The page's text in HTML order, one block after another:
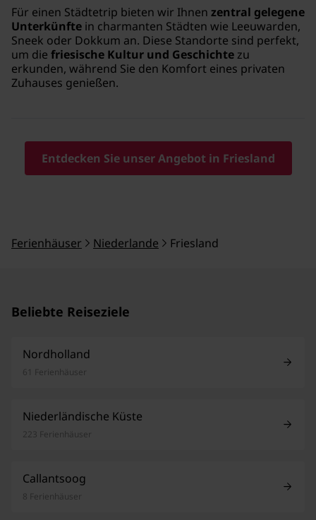
Für einen Städtetrip bieten wir Ihnen zentral gelegene
Unterkünfte in charmanten Städten wie Leeuwarden,
Sneek oder Dokkum an. Diese Standorte sind perfekt,
um die friesische Kultur und Geschichtezu
erkunden, während Sie den Komfort eines privaten
Zuhauses genießen.
Entdecken Sie unser Angebot in Friesland
Ferienhäuser Niederlande Friesland
Beliebte Reiseziele
Nordholland
61 Ferienhäuser
Niederländische Küste
223 Ferienhäuser
Callantsoog
8 Ferienhäuser